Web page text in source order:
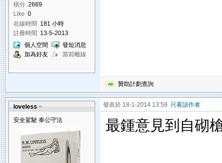
積分 2669
Like 0
在線時間 181 小時
註冊時間 13-5-2013
個人空間
發短消息
加為好友
當前離線
贊助計劃查詢
loveless
安全駕駛 奉公守法
發表於 18-1-2014 13:59 只看該作者
最鍾意見到自砌